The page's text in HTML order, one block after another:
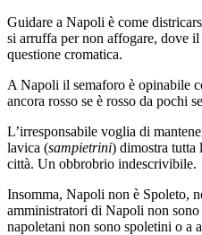
Guidare a Napoli è come
si arruffa per non affogare, dove
questione cromatica.
A Napoli il semaforo è opinabile
ancora rosso se è rosso da pochi
L’irresponsabile voglia di
lavica (sampietrini) dimostra tutta
città. Un obbrobrio indescrivibile.
Insomma, Napoli non è Spoleto,
amministratori di Napoli non
napoletani non sono spoletini o a